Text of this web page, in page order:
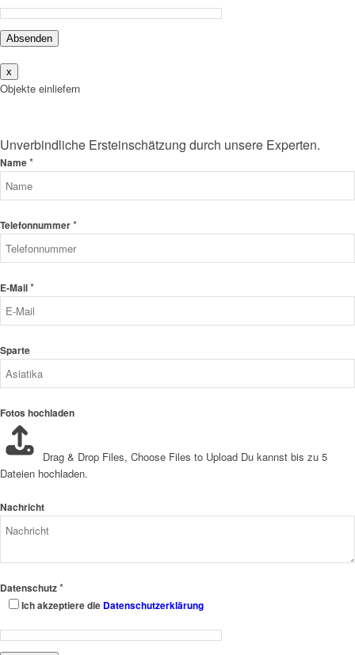
Absenden
x
Objekte einliefern
Unverbindliche Ersteinschätzung durch unsere Experten.
Name*
Telefonnummer*
E-Mail*
Sparte
Fotos hochladen
Drag & Drop Files, Choose Files to Upload Du kannst bis zu 5
Dateien hochladen.
Nachricht
Datenschutz*
Ich akzeptiere die Datenschutzerklärung